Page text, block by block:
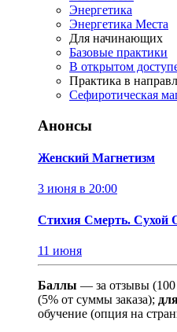
Энергетика
Энергетика Места
Для начинающих
Базовые практики
В открытом
Практика в
Сефиротическая
Анонсы
Женский Магнетизм
3 июня в 20:00
Стихия Смерть. Сухой
11 июня
Баллы — за отзывы (100
(5% от суммы заказа);
обучение (опция на